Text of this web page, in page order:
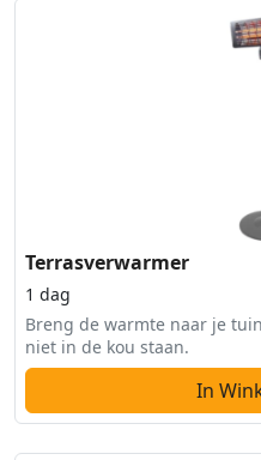
Terrasverwarmer
1 dag
Breng de warmte naar je
niet in de kou staan.
In